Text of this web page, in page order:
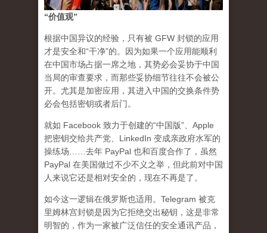
“价值观”
根据中国异议的经验，只有被 GFW 封锁的应用
才是安全和“干净”的。因为如果一个应用能顺利
在中国市场占据一席之地，其势必会妥协于中国
当局的审查要求，而那些妥协细节往往不会被公
开。尤其是加密应用，其进入中国的交换条件势
必会包括密钥或者后门。
就如 Facebook 致力于创建的“中国版”、Apple
把密钥交给共产党、LinkedIn 变成亲政府水军的
操练场……去年 PayPal 也和百度合作了，虽然
PayPal 在美国做过不少不义之举，但此前对中国
人来说它还是相对安全的，现在不再是了。
如今这一逻辑在俄罗斯也适用。Telegram 被克
里姆林宫封锁是因为它拒绝交出秘钥，这是非常
明智的，作为一家被广泛信任的安全通讯产品，